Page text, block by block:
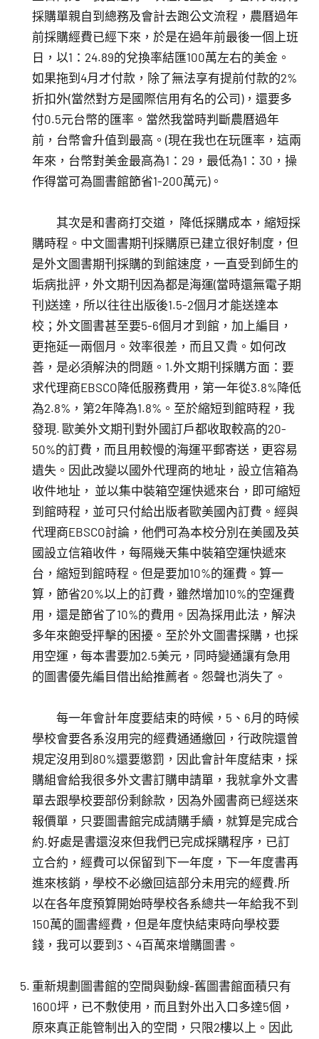
採購單親自到總務及會計去跑公文流程，農曆過年
前採購經費已經下來，於是在過年前最後一個上班
日，以1：24.89的兌換率結匯100萬左右的美金。
如果拖到4月才付款，除了無法享有提前付款的2%
折扣外(當然對方是國際信用有名的公司)，還要多
付0.5元台幣的匯率。當然我當時判斷農曆過年
前，台幣會升值到最高。(現在我也在玩匯率，這兩
年來，台幣對美金最高為1：29，最低為1：30，操
作得當可為圖書館節省1-200萬元)。
其次是和書商打交道， 降低採購成本，縮短採
購時程。中文圖書期刊採購原已建立很好制度，但
是外文圖書期刊採購的到館速度，一直受到師生的
垢病批評，外文期刊因為都是海運(當時還無電子期
刊)送達，所以往往出版後1.5-2個月才能送達本
校；外文圖書甚至要5-6個月才到館，加上編目，
更拖延一兩個月。效率很差，而且又貴。如何改
善，是必須解決的問題。1.外文期刊採購方面：要
求代理商EBSCO降低服務費用，第一年從3.8%降低
為2.8%，第2年降為1.8%。至於縮短到館時程，我
發現. 歐美外文期刊對外國訂戶都收取較高的20-
50%的訂費，而且用較慢的海運平郵寄送，更容易
遺失。因此改變以國外代理商的地址，設立信箱為
收件地址， 並以集中裝箱空運快遞來台，即可縮短
到館時程，並可只付給出版者歐美國內訂費。經與
代理商EBSCO討論，他們可為本校分別在美國及英
國設立信箱收件，每隔幾天集中裝箱空運快遞來
台，縮短到館時程。但是要加10%的運費。算一
算，節省20%以上的訂費，雖然增加10%的空運費
用，還是節省了10%的費用。因為採用此法，解決
多年來飽受抨擊的困擾。至於外文圖書採購，也採
用空運，每本書要加2.5美元，同時變通讓有急用
的圖書優先編目借出給推薦者。怨聲也消失了。
每一年會計年度要結束的時候，5、6月的時候
學校會要各系沒用完的經費通通繳回，行政院還曾
規定沒用到80%還要懲罰，因此會計年度結束，採
購組會給我很多外文書訂購申請單，我就拿外文書
單去跟學校要部份剩餘款，因為外國書商已經送來
報價單，只要圖書館完成請購手續，就算是完成合
約.好處是書還沒來但我們已完成採購程序，已訂
立合約，經費可以保留到下一年度，下一年度書再
進來核銷，學校不必繳回這部分未用完的經費.所
以在各年度預算開始時學校各系總共一年給我不到
150萬的圖書經費，但是年度快結束時向學校要
錢，我可以要到3、4百萬來增購圖書。
重新規劃圖書館的空間與動線-舊圖書館面積只有
1600坪，已不敷使用，而且對外出入口多達5個，
原來真正能管制出入的空間，只限2樓以上。因此